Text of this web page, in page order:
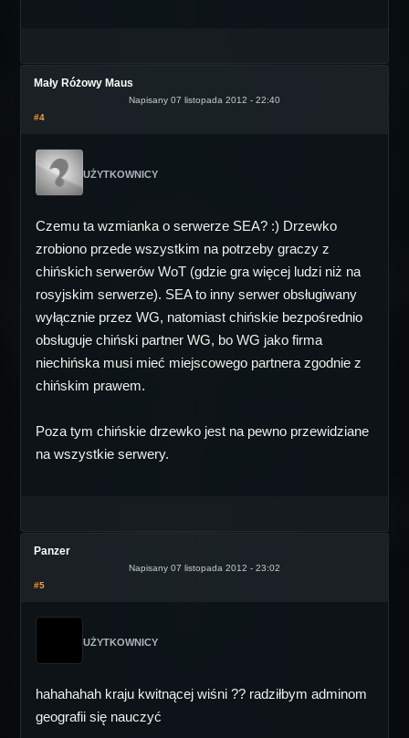
Mały Różowy Maus
Napisany 07 listopada 2012 - 22:40
#4
UŻYTKOWNICY
Czemu ta wzmianka o serwerze SEA? :) Drzewko
zrobiono przede wszystkim na potrzeby graczy z
chińskich serwerów WoT (gdzie gra więcej ludzi niż na
rosyjskim serwerze). SEA to inny serwer obsługiwany
wyłącznie przez WG, natomiast chińskie bezpośrednio
obsługuje chiński partner WG, bo WG jako firma
niechińska musi mieć miejscowego partnera zgodnie z
chińskim prawem.
Poza tym chińskie drzewko jest na pewno przewidziane
na wszystkie serwery.
Panzer
Napisany 07 listopada 2012 - 23:02
#5
UŻYTKOWNICY
hahahahah kraju kwitnącej wiśni ?? radziłbym adminom
geografii się nauczyć